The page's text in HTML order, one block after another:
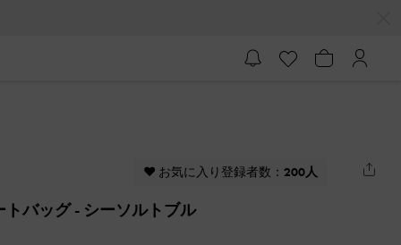
♥ お気に入り登録者数： 200人
トバッグ- シーソルトブル